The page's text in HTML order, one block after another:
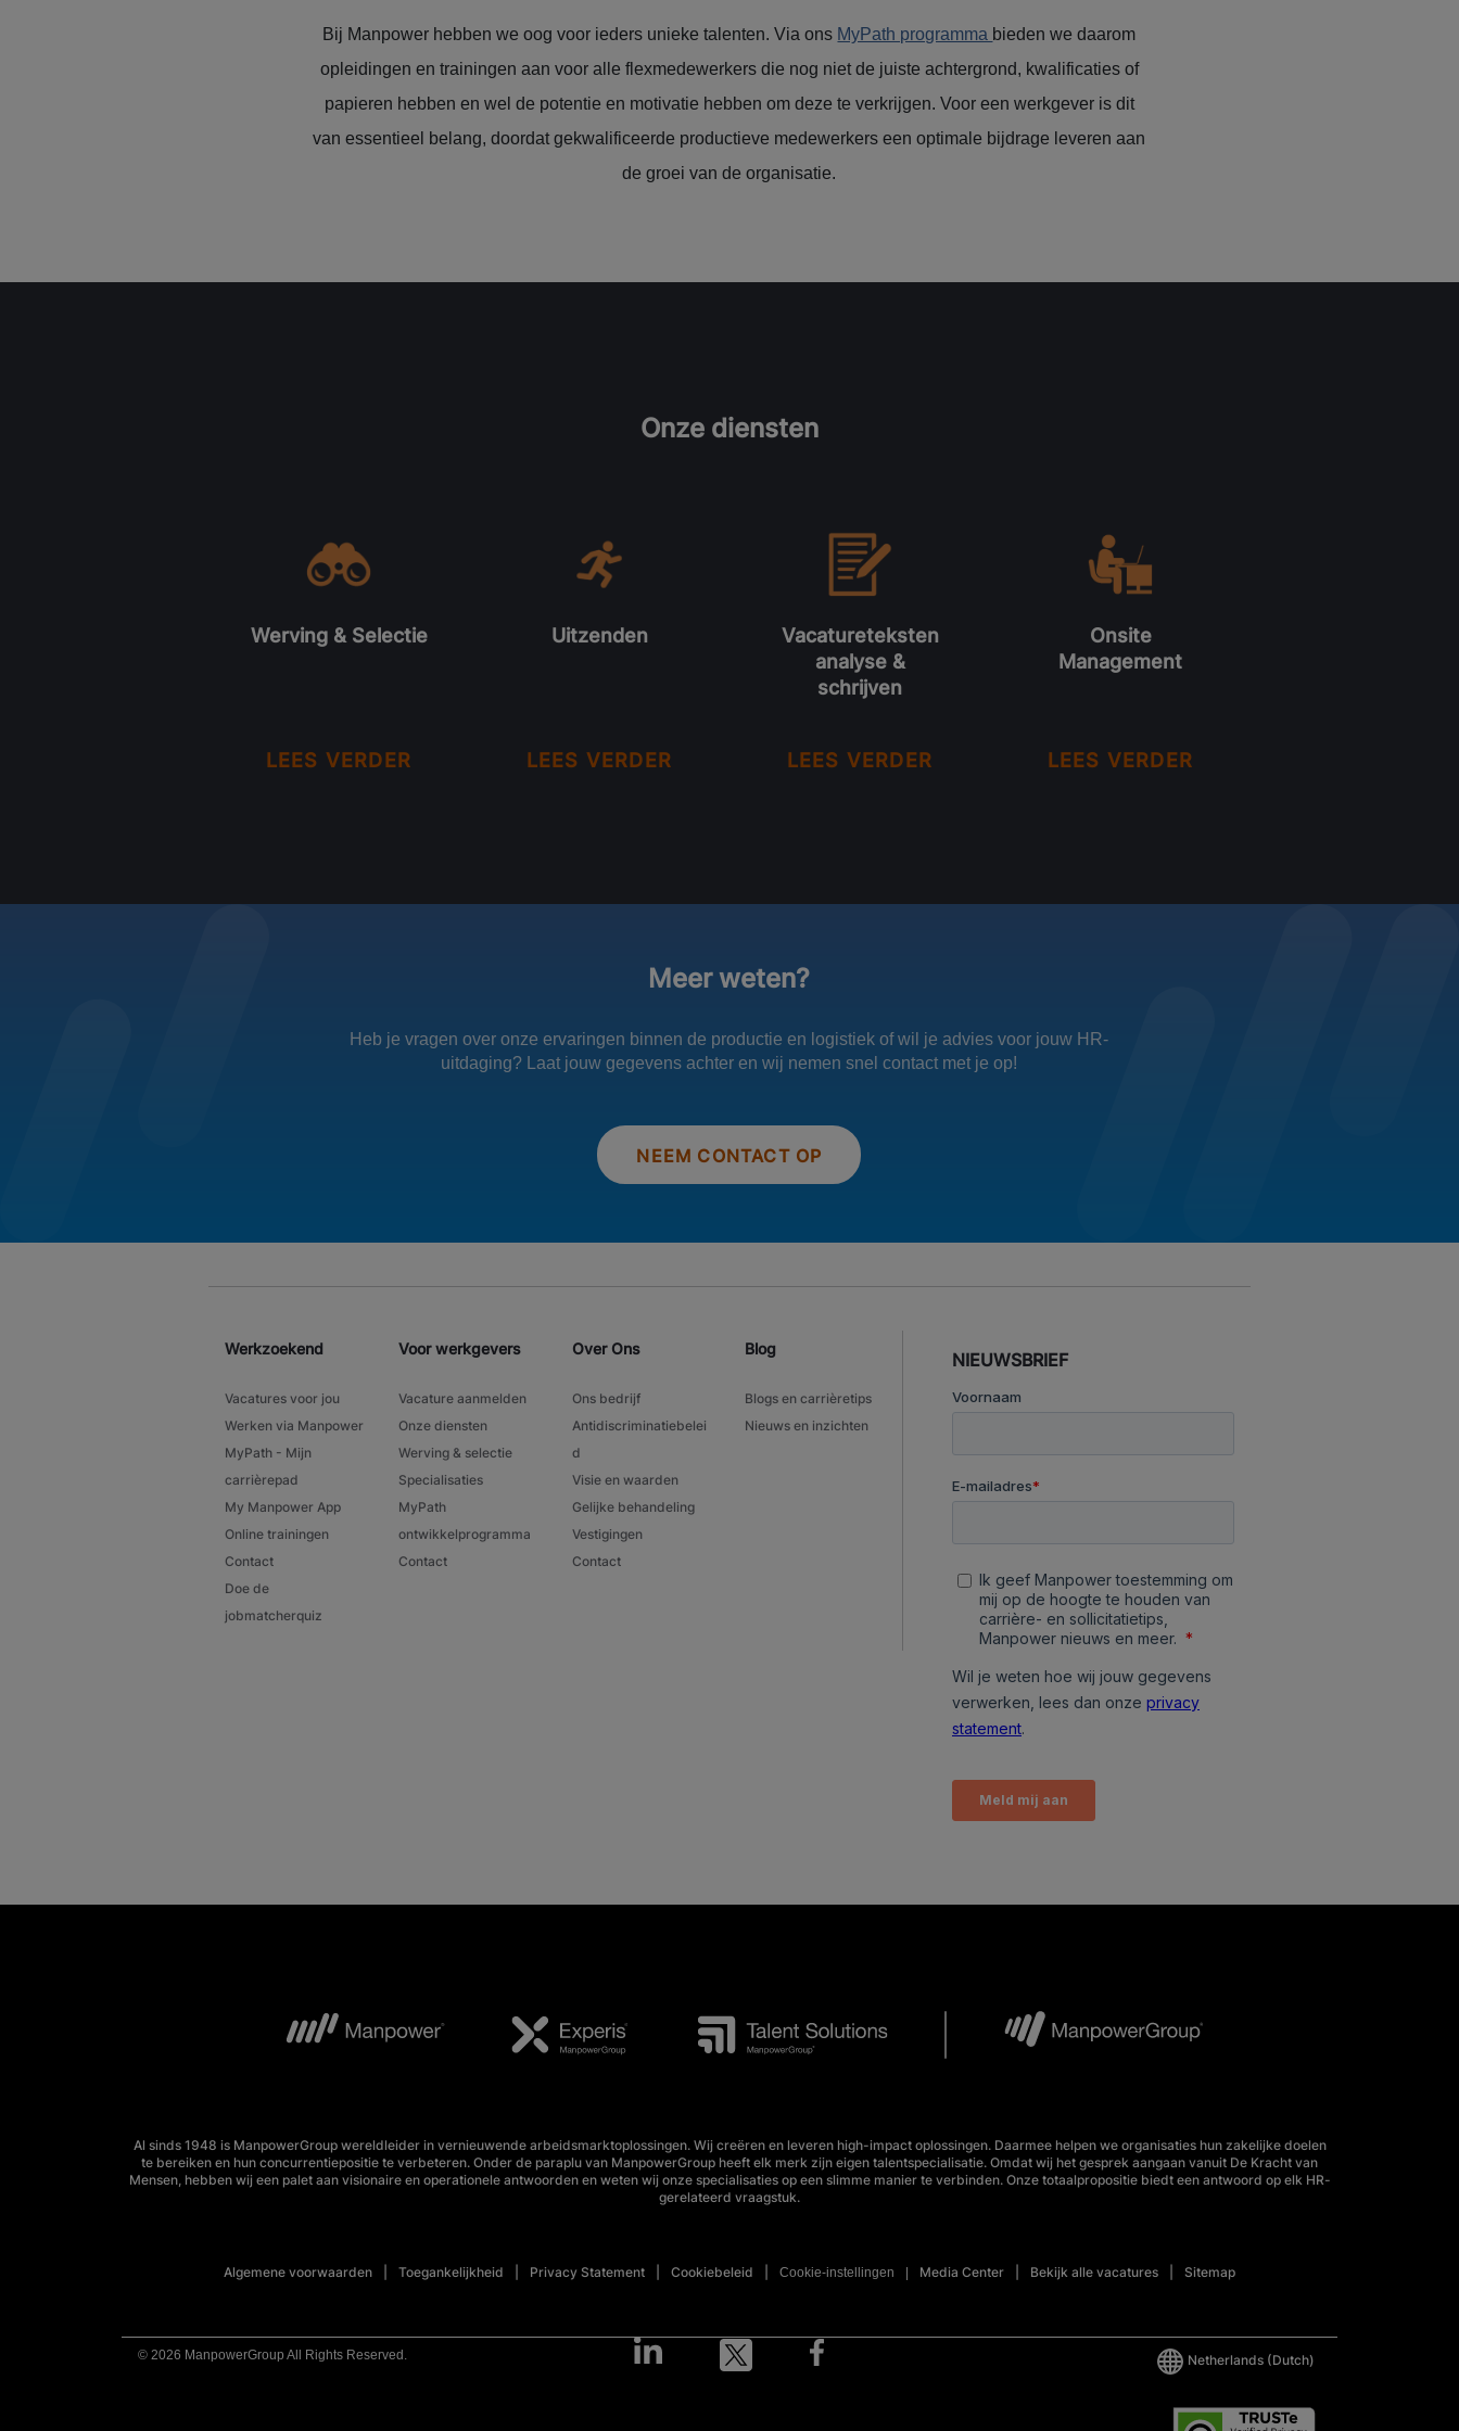
Bij Manpower hebben we oog voor ieders unieke talenten. Via ons MyPath programma bieden we daarom
opleidingen en trainingen aan voor alle flexmedewerkers die nog niet de juiste achtergrond, kwalificaties of
papieren hebben en wel de potentie en motivatie hebben om deze te verkrijgen. Voor een werkgever is dit
van essentieel belang, doordat gekwalificeerde productieve medewerkers een optimale bijdrage leveren aan
de groei van de organisatie.
Onze diensten
Werving & Selectie
LEES VERDER
Uitzenden
LEES VERDER
Vacatureteksten
analyse &
schrijven
LEES VERDER
Onsite
Management
LEES VERDER
Meer weten?
Heb je vragen over onze ervaringen binnen de productie en logistiek of wil je advies voor jouw HR-
uitdaging? Laat jouw gegevens achter en wij nemen snel contact met je op!
NEEM CONTACT OP
Werkzoekend
Vacatures voor jou
Werken via Manpower
MyPath - Mijn
carrièrepad
My Manpower App
Online trainingen
Contact
Doe de
jobmatcherquiz
Voor werkgevers
Vacature aanmelden
Onze diensten
Werving & selectie
Specialisaties
MyPath
ontwikkelprogramma
Contact
Over Ons
Ons bedrijf
Antidiscriminatiebelei
d
Visie en waarden
Gelijke behandeling
Vestigingen
Contact
Blog
Blogs en carrièretips
Nieuws en inzichten
NIEUWSBRIEF
Al sinds 1948 is ManpowerGroup wereldleider in vernieuwende arbeidsmarktoplossingen. Wij creëren en leveren high-impact oplossingen. Daarmee helpen we organisaties hun zakelijke doelen
te bereiken en hun concurrentiepositie te verbeteren. Onder de paraplu van ManpowerGroup heeft elk merk zijn eigen talentspecialisatie. Omdat wij het gesprek aangaan vanuit De Kracht van
Mensen, hebben wij een palet aan visionaire en operationele antwoorden en weten wij onze specialisaties op een slimme manier te verbinden. Onze totaalpropositie biedt een antwoord op elk HR-
gerelateerd vraagstuk.
Algemene voorwaarden Toegankelijkheid Privacy Statement Cookiebeleid Cookie-instellingen Media Center Bekijk alle vacatures Sitemap
© 2026 ManpowerGroup All Rights Reserved. Netherlands (Dutch)